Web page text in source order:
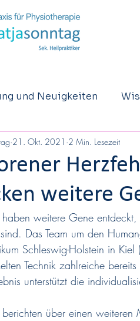
und Neuigkeiten
Eltern -
weitere
21. Okt. 2021 2 Min. Lesezeit
haben weitere Gene
Das Team um den
Schleswig-Holstein in
Technik zahlreiche
unterstützt die
berichten über einen